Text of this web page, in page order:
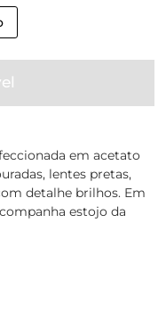
em acetato
lentes pretas,
detalhe brilhos. Em
estojo da